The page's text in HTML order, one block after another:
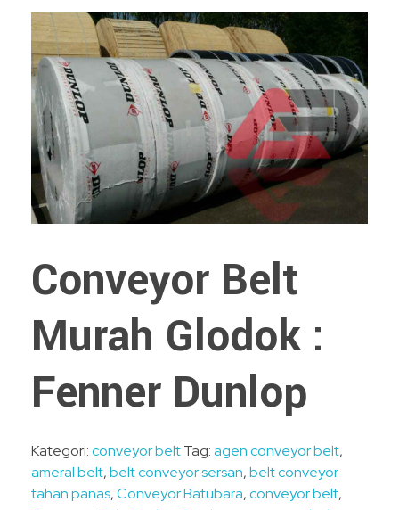
Conveyor Belt
Murah Glodok :
Fenner Dunlop
Kategori:conveyor beltTag:agen conveyor belt,
ameral belt,belt conveyor sersan,belt conveyor
tahan panas,Conveyor Batubara,conveyor belt,